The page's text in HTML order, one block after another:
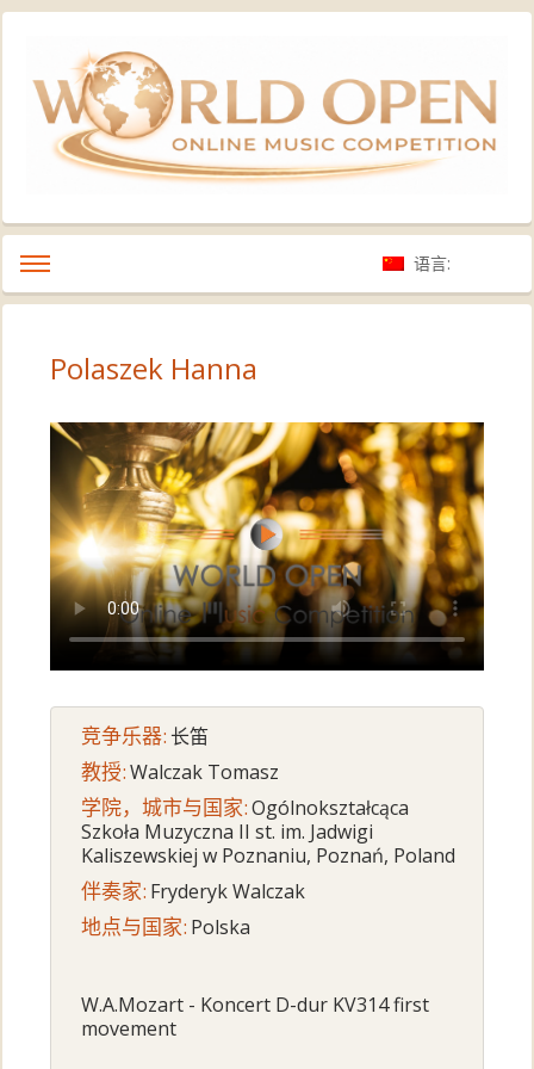
语言:
Polaszek Hanna
竞争乐器: 长笛
教授:Walczak Tomasz
学院，城市与国家:Ogólnokształcąca
Szkoła Muzyczna II st. im. Jadwigi
Kaliszewskiej w Poznaniu, Poznań, Poland
伴奏家: Fryderyk Walczak
地点与国家: Polska
W.A.Mozart - Koncert D-dur KV314 first
movement